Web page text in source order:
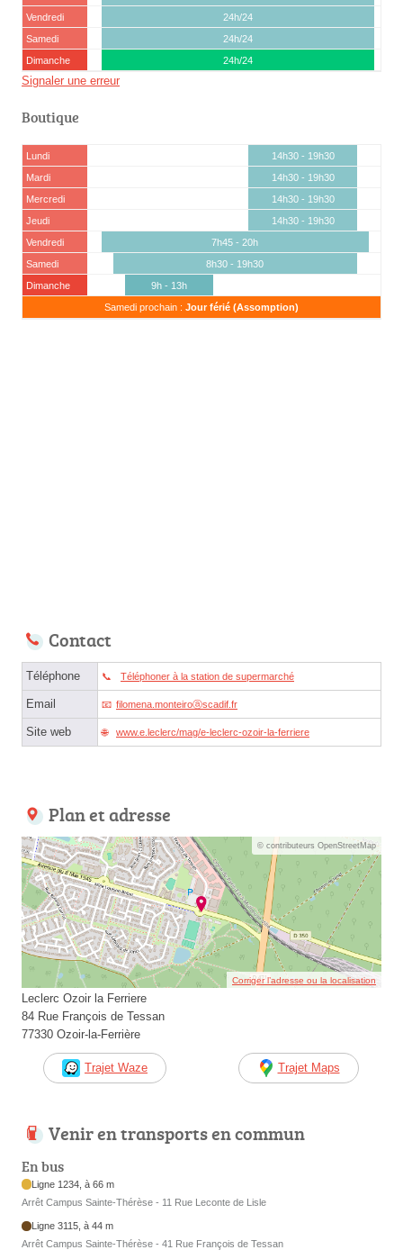
Vendredi
24h/24
Samedi
24h/24
Dimanche
24h/24
Signaler une erreur
Boutique
Lundi
14h30 - 19h30
Mardi
14h30 - 19h30
Mercredi
14h30 - 19h30
Jeudi
14h30 - 19h30
Vendredi
7h45 - 20h
Samedi
8h30 - 19h30
Dimanche
9h - 13h
Samedi prochain : Jour férié (Assomption)
Contact
Téléphone Téléphoner à la station de supermarché
Email filomena.monteiroⓐscadif.fr
Site web www.e.leclerc/mag/e-leclerc-ozoir-la-ferriere
Plan et adresse
© contributeurs OpenStreetMap
Corriger l’adresse ou la localisation
Leclerc Ozoir la Ferriere
84 Rue François de Tessan
77330 Ozoir-la-Ferrière
Trajet Waze Trajet Maps
Venir en transports en commun
En bus
Ligne 1234, à 66 m
Arrêt Campus Sainte-Thérèse - 11 Rue Leconte de Lisle
Ligne 3115, à 44 m
Arrêt Campus Sainte-Thérèse - 41 Rue François de Tessan